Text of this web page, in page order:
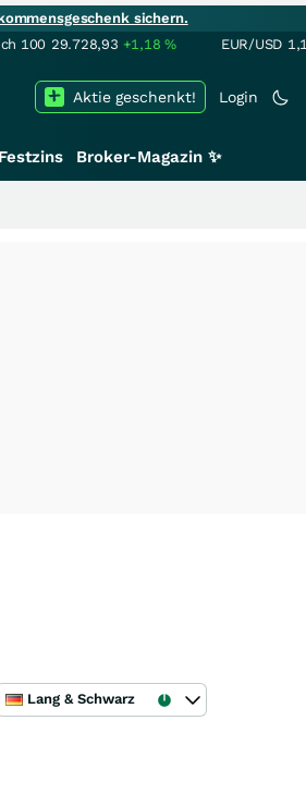
sichern.
100 29.728,93 +1,18% EUR/USD
Login
Aktie geschenkt!
Festzins Broker-Magazin ✨
Lang & Schwarz